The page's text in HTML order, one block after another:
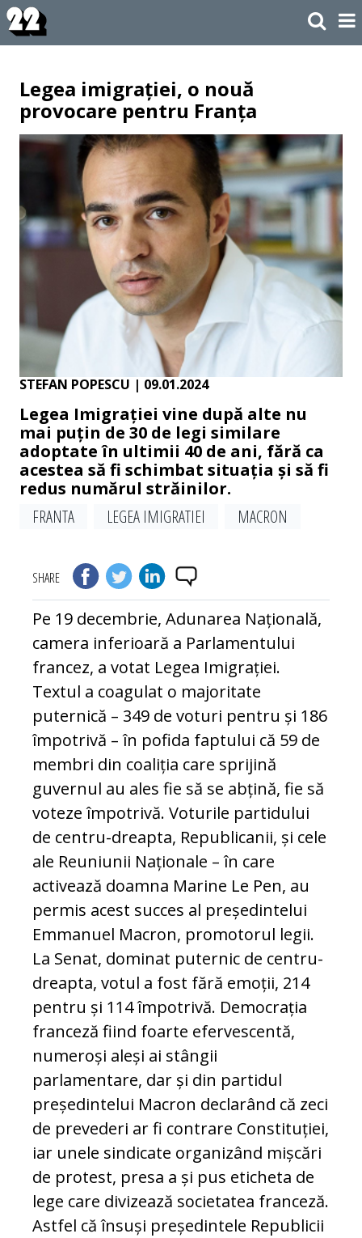
Legea imigrației, o nouă
provocare pentru Franța
STEFAN POPESCU | 09.01.2024
Legea Imigrației vine după alte nu
mai puțin de 30 de legi similare
adoptate în ultimii 40 de ani, fără ca
acestea să fi schimbat situația și să fi
redus numărul străinilor.
FRANTA
LEGEA IMIGRATIEI MACRON
SHARE
Pe 19 decembrie, Adunarea Națională,
camera inferioară a Parlamentului
francez, a votat Legea Imigrației.
Textul a coagulat o majoritate
puternică – 349 de voturi pentru și 186
împotrivă – în pofida faptului că 59 de
membri din coaliția care sprijină
guvernul au ales fie să se abțină, fie să
voteze împotrivă. Voturile partidului
de centru-dreapta, Republicanii, și cele
ale Reuniunii Naționale – în care
activează doamna Marine Le Pen, au
permis acest succes al președintelui
Emmanuel Macron, promotorul legii.
La Senat, dominat puternic de centru-
dreapta, votul a fost fără emoții, 214
pentru și 114 împotrivă. Democrația
franceză fiind foarte efervescentă,
numeroși aleși ai stângii
parlamentare, dar și din partidul
președintelui Macron declarând că zeci
de prevederi ar fi contrare Constituției,
iar unele sindicate organizând mișcări
de protest, presa a și pus eticheta de
lege care divizează societatea franceză.
Astfel că însuși președintele Republicii